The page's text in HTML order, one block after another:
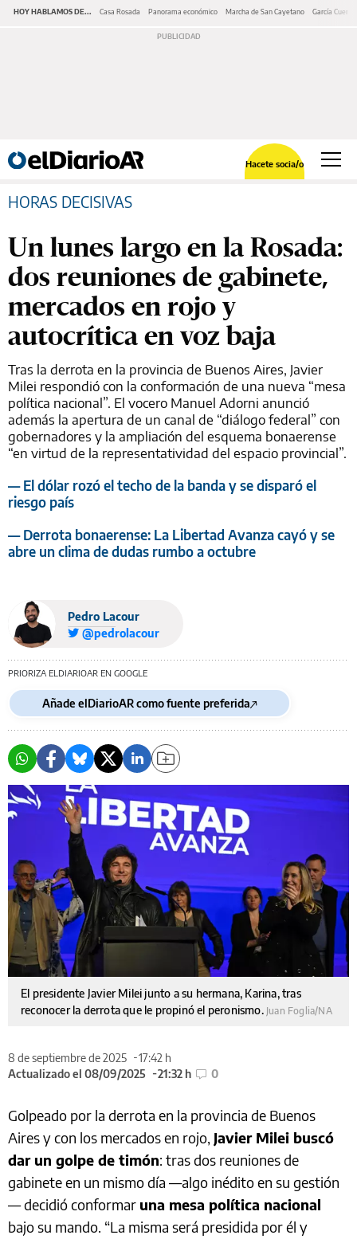
HOY HABLAMOS DE... Casa Rosada Panorama económico Marcha de San Cayetano García Cuerva
Hacete socia/o
HORAS DECISIVAS
Un lunes largo en la Rosada:
dos reuniones de gabinete,
mercados en rojo y
autocrítica en voz baja
Tras la derrota en la provincia de Buenos Aires, Javier
Milei respondió con la conformación de una nueva “mesa
política nacional”. El vocero Manuel Adorni anunció
además la apertura de un canal de “diálogo federal” con
gobernadores y la ampliación del esquema bonaerense
“en virtud de la representatividad del espacio provincial”.
— El dólar rozó el techo de la banda y se disparó el
riesgo país
— Derrota bonaerense: La Libertad Avanza cayó y se
abre un clima de dudas rumbo a octubre
Pedro Lacour
@pedrolacour
PRIORIZA ELDIARIOAR EN GOOGLE
Añade elDiarioAR como fuente preferida
El presidente Javier Milei junto a su hermana, Karina, tras
reconocer la derrota que le propinó el peronismo. Juan Foglia/NA
8 de septiembre de 2025
17:42 h
Actualizado el 08/09/2025
21:32 h 0
Golpeado por la derrota en la provincia de Buenos
Aires y con los mercados en rojo, Javier Milei buscó
dar un golpe de timón: tras dos reuniones de
gabinete en un mismo día —algo inédito en su gestión
— decidió conformar una mesa política nacional
bajo su mando. “La misma será presidida por él y